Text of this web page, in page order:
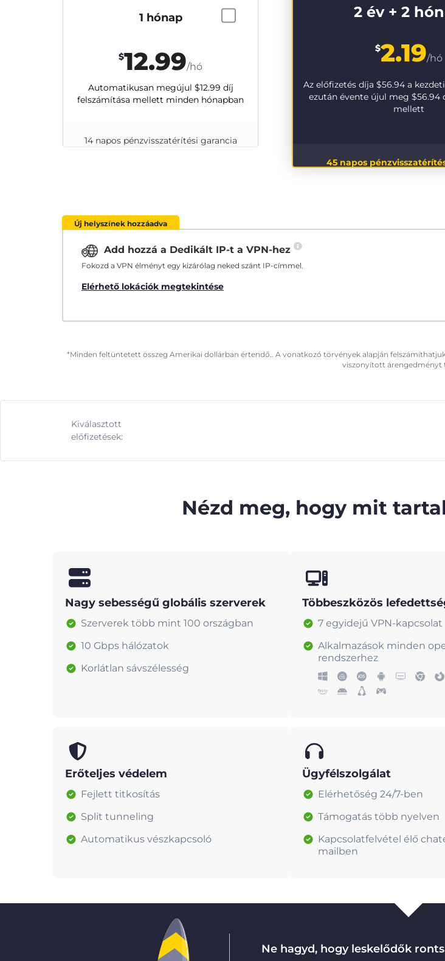
2 év + 2
$2.19/hó
Az előfizetés díja $56.94a kezdeti
ezután évente újul meg $56.94
mellett
45 napos
1 hónap
$12.99/hó
Automatikusan megújul $12.99 díj
felszámítása mellett minden hónapban
14 napos pénzvisszatérítési garancia
Új helyszínek hozzáadva
Add hozzá a Dedikált IP-t a VPN-hez
Fokozd a VPN élményt egy kizárólag neked szánt IP-címmel.
Elérhető lokációk megtekintése
*Minden feltüntetett összeg Amerikai dollárban értendő.. A vonatkozó törvények alapján
viszonyított árengedményt
Kiválasztott
előfizetések:
Nézd meg, hogy mit
Nagy sebességű globális szerverek
Szerverek több mint 100 országban
10 Gbps hálózatok
Korlátlan sávszélesség
Többeszközös
7 egyidejű VPN-kapcsolat
Alkalmazások minden
rendszerhez
Erőteljes védelem
Fejlett titkosítás
Split tunneling
Automatikus vészkapcsoló
Ügyfélszolgálat
Elérhetőség 24/7-ben
Támogatás több nyelven
Kapcsolatfelvétel élő
mailben
Ne hagyd, hogy leskelődők